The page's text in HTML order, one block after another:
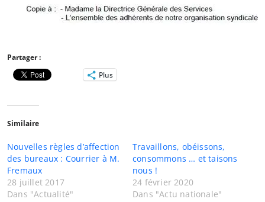
Partager :
Plus
Similaire
Nouvelles règles d’affection
des bureaux : Courrier à M.
Fremaux
28 juillet 2017
Dans "Actualité"
Travaillons, obéissons,
consommons … et taisons
nous !
24 février 2020
Dans "Actu nationale"